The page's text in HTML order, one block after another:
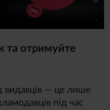
та отримуйте
видавців — це лише
під час